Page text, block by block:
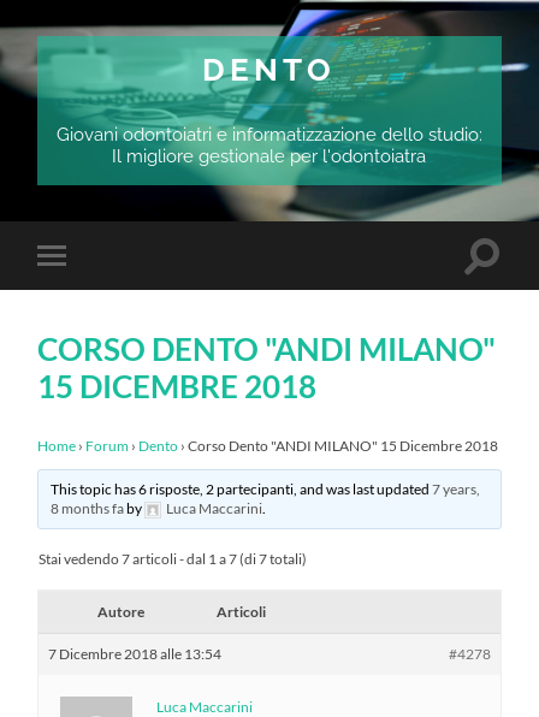
DENTO
Giovani odontoiatri e informatizzazione dello studio:
Il migliore gestionale per l'odontoiatra
Attiva/disattiva
il
dispositivi
mobili
ricerca
CORSO DENTO "ANDI MILANO"
15 DICEMBRE 2018
Home › Forum › Dento › Corso Dento "ANDI MILANO" 15 Dicembre 2018
This topic has 6 risposte, 2 partecipanti, and was last updated 7 years,
8 months faby Luca Maccarini.
Stai vedendo 7 articoli - dal 1 a 7 (di 7 totali)
Autore Articoli
7 Dicembre 2018 alle 13:54 #4278
Luca Maccarini